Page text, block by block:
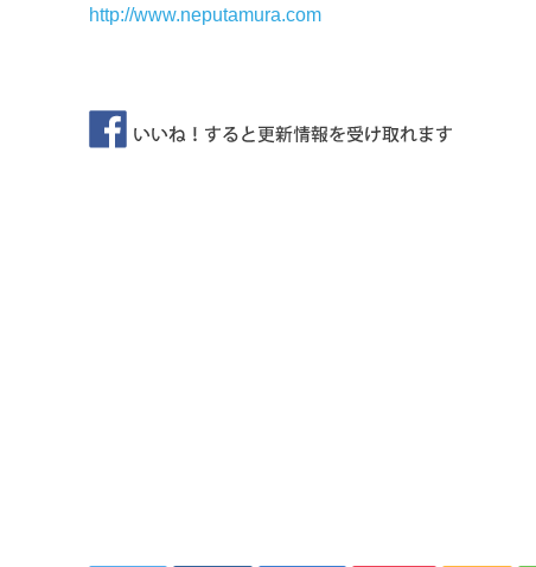
http://www.neputamura.com